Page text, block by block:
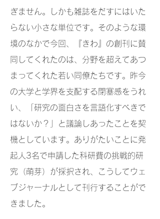
ぎません。しかも雑誌をだすにはいた
らない小さな単位です。そのような環
境のなかで今回、『きわ』の創刊に賛
同してくれたのは、分野を超えてあつ
まってくれた若い同僚たちです。昨今
の大学と学界を支配する閉塞感をうれ
い、「研究の面白さを言語化すべきで
はないか？」と議論しあったことを契
機としています。ありがたいことに発
起人3名で申請した科研費の挑戦的研
究（萌芽）が採択され、こうしてウェ
ブジャーナルとして刊行することがで
きました。